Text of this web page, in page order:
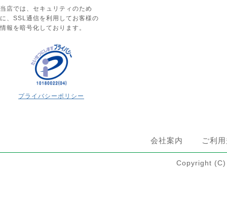
当店では、セキュリティのため
に、SSL通信を利用してお客様の
情報を暗号化しております。
プライバシーポリシー
会社案内 ご利
Copyright